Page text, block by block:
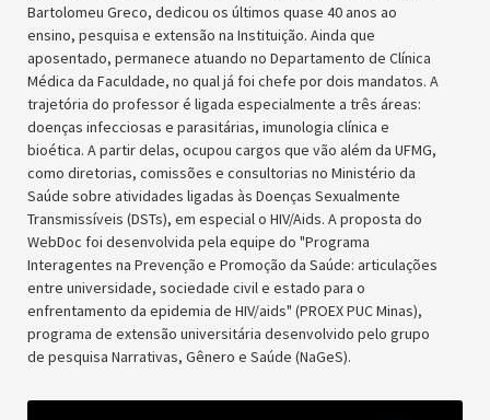
Bartolomeu Greco, dedicou os últimos quase 40 anos ao
ensino, pesquisa e extensão na Instituição. Ainda que
aposentado, permanece atuando no Departamento de Clínica
Médica da Faculdade, no qual já foi chefe por dois mandatos. A
trajetória do professor é ligada especialmente a três áreas:
doenças infecciosas e parasitárias, imunologia clínica e
bioética. A partir delas, ocupou cargos que vão além da UFMG,
como diretorias, comissões e consultorias no Ministério da
Saúde sobre atividades ligadas às Doenças Sexualmente
Transmissíveis (DSTs), em especial o HIV/Aids. A proposta do
WebDoc foi desenvolvida pela equipe do "Programa
Interagentes na Prevenção e Promoção da Saúde: articulações
entre universidade, sociedade civil e estado para o
enfrentamento da epidemia de HIV/aids" (PROEX PUC Minas),
programa de extensão universitária desenvolvido pelo grupo
de pesquisa Narrativas, Gênero e Saúde (NaGeS).